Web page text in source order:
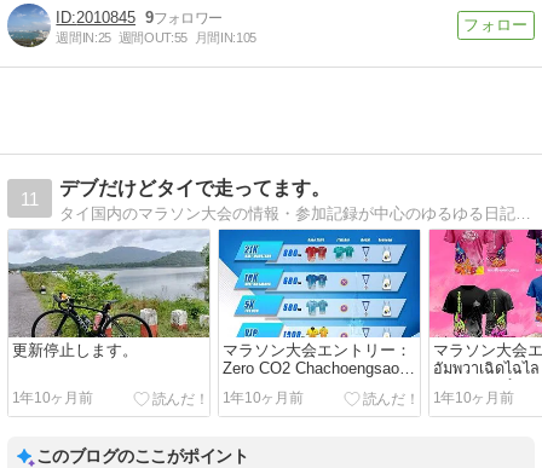
2010845 9
週間IN:25 週間OUT:55 月間IN:105
11
デブだけどタイで走ってます。
タイ国内のマラソン大会の情報・参加記録が中心のゆるゆる日記です。
更新停止します。
1年10ヶ月前
マラソン大会エントリー：
Zero CO2 Chachoengsao
Run 2024
1年10ヶ月前
マラソン大会
อัมพวาเฉิดไฉไ
อัมพวา ฮาล์ฟม
9
1年10ヶ月前
このブログのここがポイント